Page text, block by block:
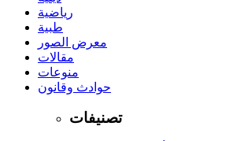
رياضية
طبية
معرض الصور
مقالات
منوعات
حوادث وقانون
تصنيفات